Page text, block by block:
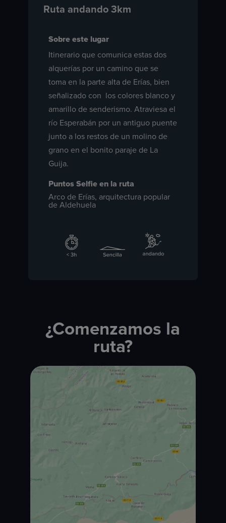
Ruta andando 3km
Sobre este lugar
Itinerario que comunica estas dos
alquerías por un camino que se
toma en la parte alta de Erías, bien
señalizado con los colores blanco y
amarillo de senderismo. Atraviesa el
río Esperabán por un antiguo puente
junto a los restos de un molino de
grano en el bonito paraje de La
Guija.
Puntos Selfie en la ruta
Arco de Erías, arquitectura popular
de Aldehuela
¿Comenzamos la
ruta?